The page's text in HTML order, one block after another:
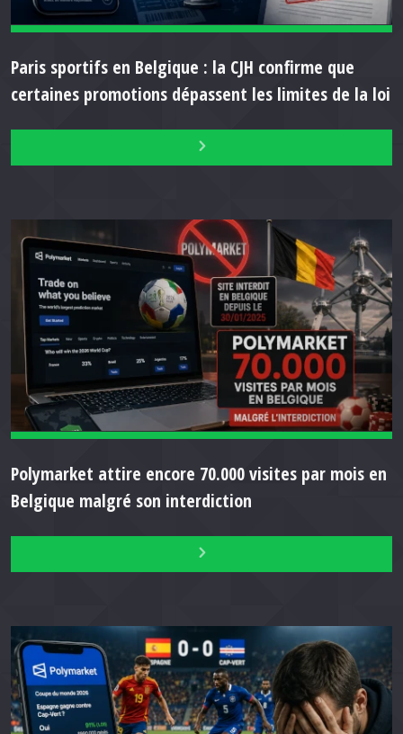
Paris sportifs en Belgique : la CJH confirme que
certaines promotions dépassent les limites de la loi
Polymarket attire encore 70.000 visites par mois en
Belgique malgré son interdiction